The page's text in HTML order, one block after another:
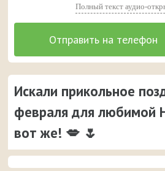
Полный текст аудио-
Искали прикольное
февраля для любимой
вот же! 💋 🌷